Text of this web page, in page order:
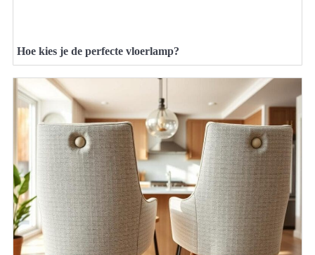
Hoe kies je de perfecte vloerlamp?